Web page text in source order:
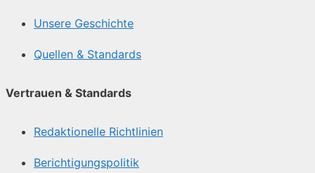
Unsere Geschichte
Quellen & Standards
Vertrauen & Standards
Redaktionelle Richtlinien
Berichtigungspolitik